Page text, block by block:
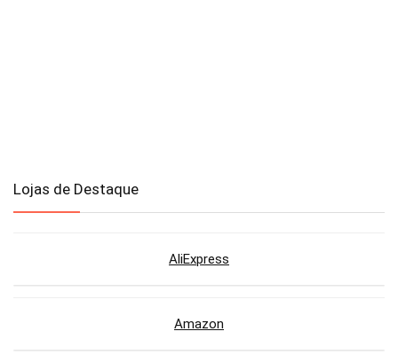
Lojas de Destaque
AliExpress
Amazon